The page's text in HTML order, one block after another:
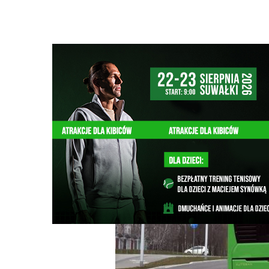
Ścieżka
nawigacyjna
MOTORYZACJA
Przepełnione autobusy w godzinach